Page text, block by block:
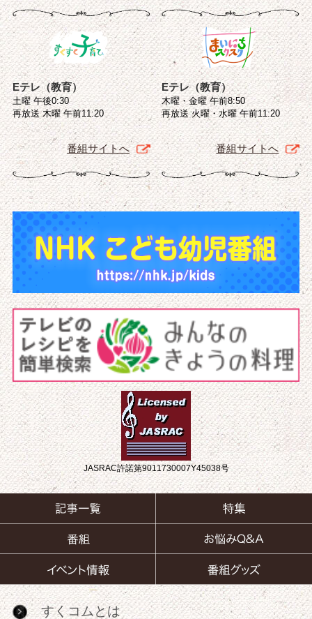
Eテレ（教育）
土曜 午後0:30
再放送 木曜 午前11:20
番組サイトへ
Eテレ（教育）
木曜・金曜 午前8:50
再放送 火曜・水曜 午前11:20
番組サイトへ
JASRAC許諾第9011730007Y45038号
すくコムとは